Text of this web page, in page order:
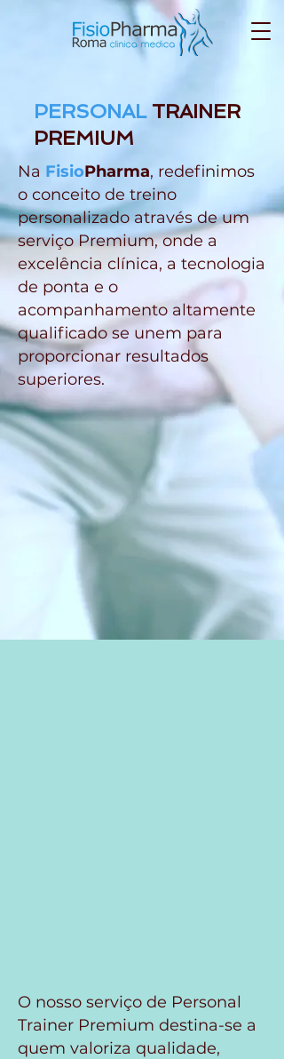
PERSONALTRAINER
PREMIUM
Na FisioPharma, redefinimos
o conceito de treino
personalizado através de um
serviço Premium, onde a
excelência clínica, a tecnologia
de ponta e o
acompanhamento altamente
qualificado se unem para
proporcionar resultados
superiores.
O nosso serviço de Personal
Trainer Premium destina-se a
quem valoriza qualidade,